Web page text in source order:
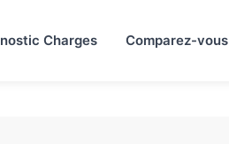
Charges Comparez-vous